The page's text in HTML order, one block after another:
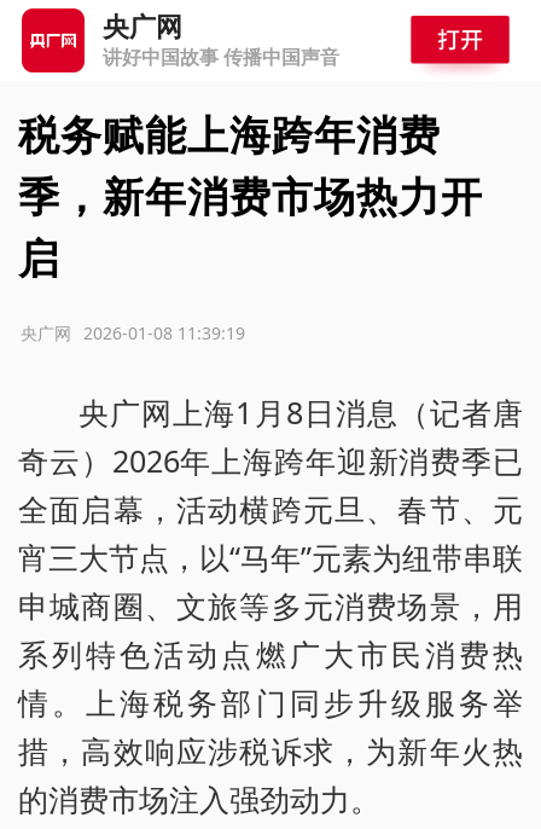
央广网
讲好中国故事 传播中国声音
税务赋能上海跨年消费
季，新年消费市场热力开
启
2026-01-08 11:39:19
央广网
央广网上海1月8日消息（记者唐
奇云）2026年上海跨年迎新消费季已
全面启幕，活动横跨元旦、春节、元
宵三大节点，以“马年”元素为纽带串联
申城商圈、文旅等多元消费场景，用
系列特色活动点燃广大市民消费热
情。上海税务部门同步升级服务举
措，高效响应涉税诉求，为新年火热
的消费市场注入强劲动力。